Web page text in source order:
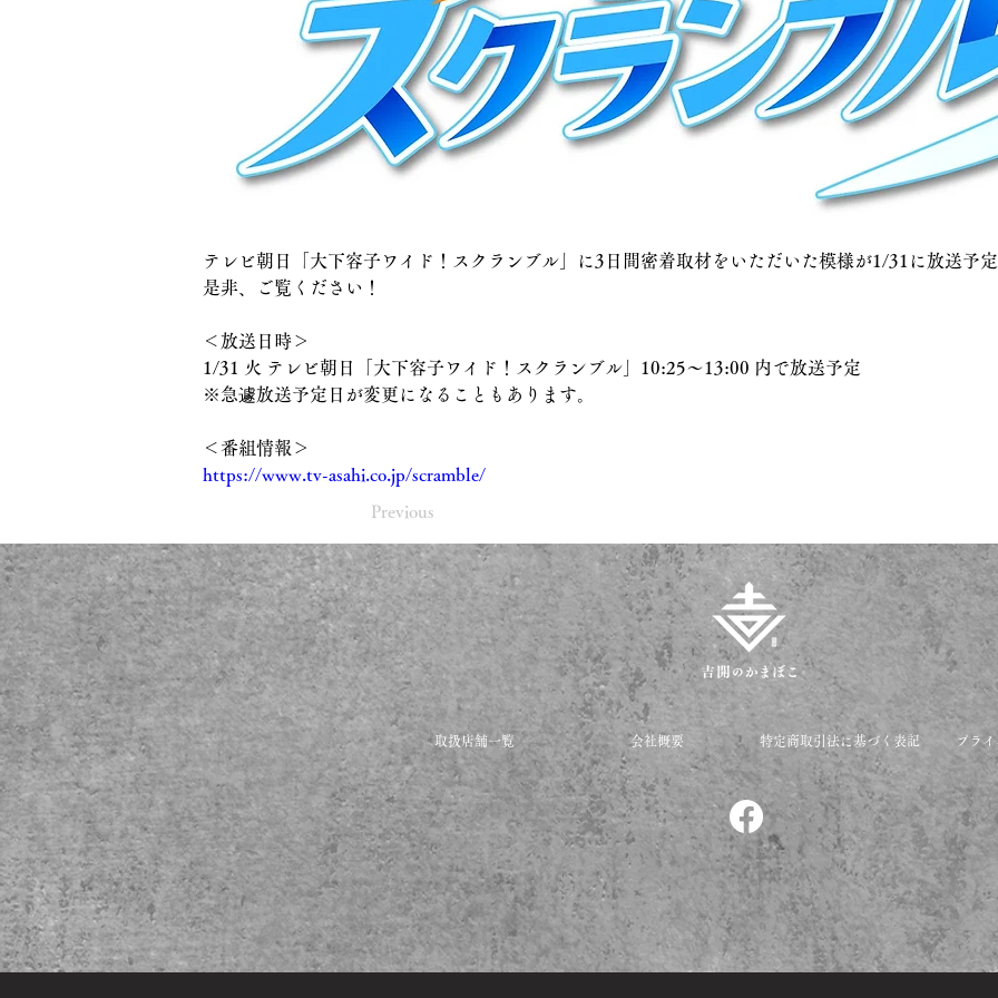
テレビ朝日「大下容子ワイド！スクランブル」に3日間密着取材をいただいた模様が1/31に放送予
是非、ご覧ください！
＜放送日時＞
1/31 火 テレビ朝日「大下容子ワイド！スクランブル」10:25〜13:00 内で放送予定
※急遽放送予定日が変更になることもあります。
＜番組情報＞
https://www.tv-asahi.co.jp/scramble/
Previous
取扱店舗一覧 会社概要 特定商取引法に基づく表記 プラ